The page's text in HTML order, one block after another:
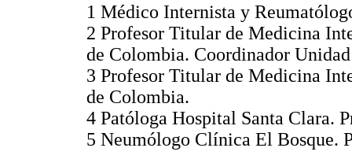
1 Médico Internista y
2 Profesor Titular de Medicina
de Colombia. Coordinador
3 Profesor Titular de Medicina
de Colombia.
4 Patóloga Hospital Santa Clara.
5 Neumólogo Clínica El Bosque.